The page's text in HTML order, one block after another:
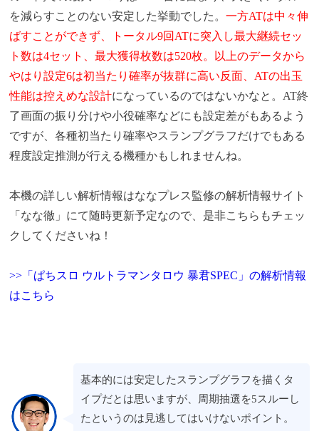
を減らすことのない安定した挙動でした。一方ATは中々伸
ばすことができず、トータル9回ATに突入し最大継続セッ
ト数は4セット、最大獲得枚数は520枚。以上のデータから
やはり設定6は初当たり確率が抜群に高い反面、ATの出玉
性能は控えめな設計になっているのではないかなと。AT終
了画面の振り分けや小役確率などにも設定差がもあるよう
ですが、各種初当たり確率やスランプグラフだけでもある
程度設定推測が行える機種かもしれませんね。
本機の詳しい解析情報はななプレス監修の解析情報サイト
「なな徹」にて随時更新予定なので、是非こちらもチェッ
クしてくださいね！
>>「ぱちスロ ウルトラマンタロウ 暴君SPEC」の解析情報
はこちら
基本的には安定したスランプグラフを描くタ
イプだとは思いますが、周期抽選を5スルーし
たというのは見逃してはいけないポイント。